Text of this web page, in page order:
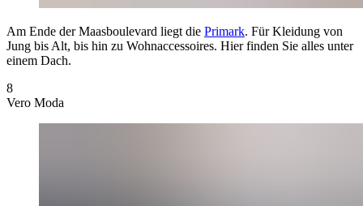
Am Ende der Maasboulevard liegt die Primark. Für Kleidung von
Jung bis Alt, bis hin zu Wohnaccessoires. Hier finden Sie alles unter
einem Dach.
8
Vero Moda